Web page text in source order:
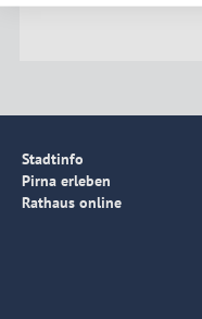
Stadtinfo
Pirna erleben
Rathaus online